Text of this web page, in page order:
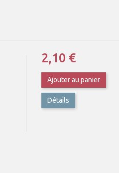
2,10 €
Ajouter au panier
Détails